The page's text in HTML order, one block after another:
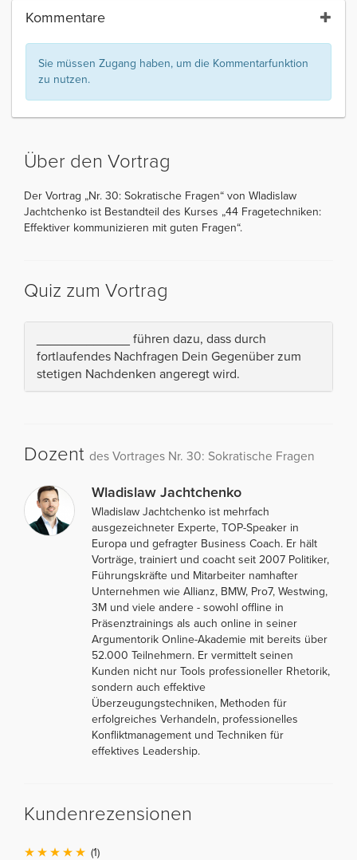
Kommentare
Sie müssen Zugang haben, um die Kommentarfunktion
zu nutzen.
Über den Vortrag
Der Vortrag „Nr. 30: Sokratische Fragen“ von Wladislaw
Jachtchenko ist Bestandteil des Kurses „44 Fragetechniken:
Effektiver kommunizieren mit guten Fragen“.
Quiz zum Vortrag
_____________ führen dazu, dass durch
fortlaufendes Nachfragen Dein Gegenüber zum
stetigen Nachdenken angeregt wird.
Dozent des Vortrages Nr. 30: Sokratische Fragen
Wladislaw Jachtchenko
Wladislaw Jachtchenko ist mehrfach
ausgezeichneter Experte, TOP-Speaker in
Europa und gefragter Business Coach. Er hält
Vorträge, trainiert und coacht seit 2007 Politiker,
Führungskräfte und Mitarbeiter namhafter
Unternehmen wie Allianz, BMW, Pro7, Westwing,
3M und viele andere - sowohl offline in
Präsenztrainings als auch online in seiner
Argumentorik Online-Akademie mit bereits über
52.000 Teilnehmern. Er vermittelt seinen
Kunden nicht nur Tools professioneller Rhetorik,
sondern auch effektive
Überzeugungstechniken, Methoden für
erfolgreiches Verhandeln, professionelles
Konfliktmanagement und Techniken für
effektives Leadership.
Kundenrezensionen
(1)